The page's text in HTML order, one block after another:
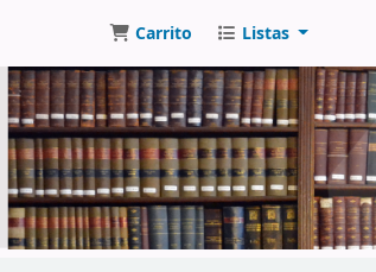
Carrito Listas